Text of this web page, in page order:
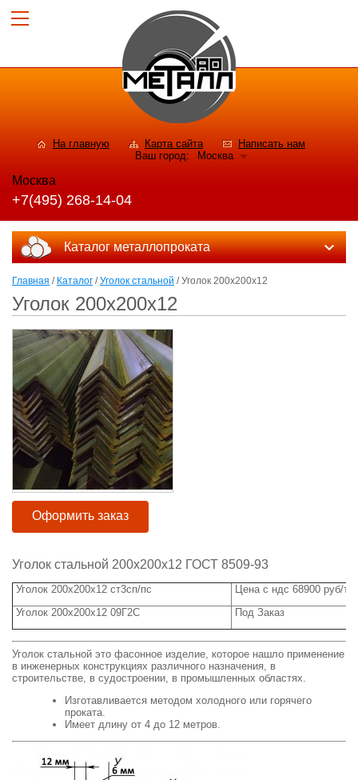
На главную Карта сайта
Написать нам
Ваш город:
Москва
Москва
+7(495) 268-14-04
Каталог металлопроката
Главная / Каталог /Уголок стальной / Уголок 200х200х12
Уголок 200х200х12
Оформить заказ
Уголок стальной 200х200х12 ГОСТ 8509-93
Уголок 200х200х12 ст3сп/пс
Цена с ндс 68900 руб/тн.
Уголок 200х200х12 09Г2С
Под Заказ
Уголок стальной это фасонное изделие, которое нашло применение
в инженерных конструкциях различного назначения, в
строительстве, в судостроении, в промышленных областях.
Изготавливается методом холодного или горячего
проката.
Имеет длину от 4 до 12 метров.